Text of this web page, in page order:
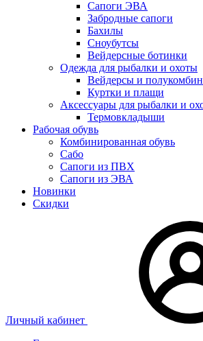
Сапоги ЭВА
Забродные сапоги
Бахилы
Сноубутсы
Вейдерсные ботинки
Одежда для рыбалки и охоты
Вейдерсы и
Куртки и плащи
Аксессуары для рыбалки и
Термовкладыши
Рабочая обувь
Комбинированная обувь
Сабо
Сапоги из ПВХ
Сапоги из ЭВА
Новинки
Скидки
Личный кабинет